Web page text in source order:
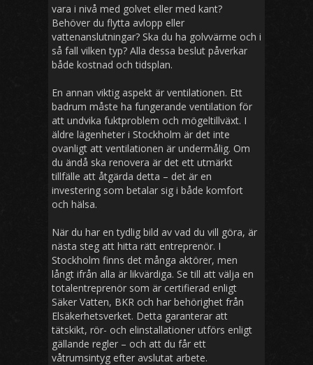
vara i nivå med golvet eller med kant?
Behöver du flytta avlopp eller
vattenanslutningar? Ska du ha golvvärme och i
så fall vilken typ? Alla dessa beslut påverkar
både kostnad och tidsplan.
En annan viktig aspekt är ventilationen. Ett
badrum måste ha fungerande ventilation för
att undvika fuktproblem och mögeltillväxt. I
äldre lägenheter i Stockholm är det inte
ovanligt att ventilationen är undermålig. Om
du ändå ska renovera är det ett utmärkt
tillfälle att åtgärda detta – det är en
investering som betalar sig i både komfort
och hälsa.
När du har en tydlig bild av vad du vill göra, är
nästa steg att hitta rätt entreprenör. I
Stockholm finns det många aktörer, men
långt ifrån alla är likvärdiga. Se till att välja en
totalentreprenör som är certifierad enligt
Säker Vatten, BKR och har behörighet från
Elsäkerhetsverket. Detta garanterar att
tätskikt, rör- och elinstallationer utförs enligt
gällande regler – och att du får ett
våtrumsintyg efter avslutat arbete.